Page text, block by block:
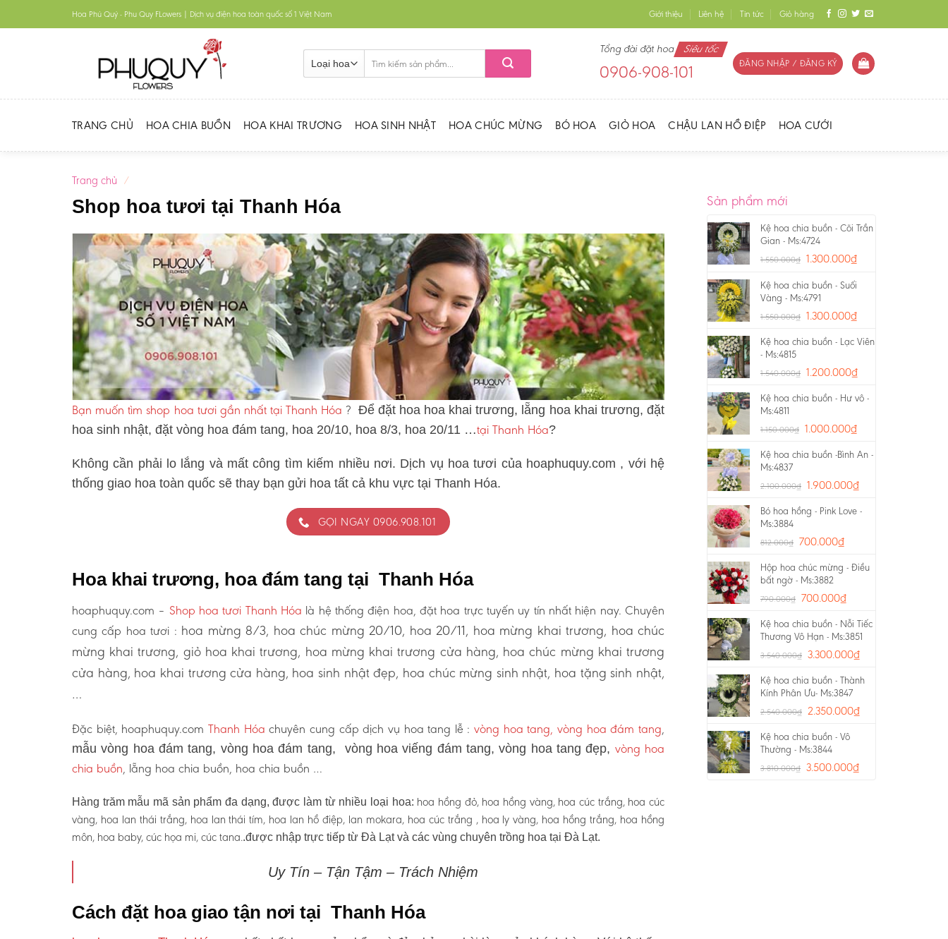
to
Hoa Phú Quý - Phu Quy FLowers | Dịch vụ điện hoa toàn quốc số 1 Việt Nam Giới thiệu Liên hệ Tin tức Giỏ hàng
kiếm:
Tổng đài đặt hoa Siêu tốc
0906-908-101 ĐĂNG NHẬP / ĐĂNG KÝ
TRANG CHỦ HOA CHIA BUỒN HOA KHAI TRƯƠNG HOA SINH NHẬT HOA CHÚC MỪNG BÓ HOA GIỎ HOA CHẬU LAN HỒ ĐIỆP HOA CƯỚI
Trang chủ /
Shop hoa tươi tại Thanh Hóa
Bạn muốn tìm shop hoa tươi gần nhất tại Thanh Hóa ? Để đặt hoa hoa khai trương, lẵng hoa khai trương, đặt
hoa sinh nhật, đặt vòng hoa đám tang, hoa 20/10, hoa 8/3, hoa 20/11 …tại Thanh Hóa?
Không cần phải lo lắng và mất công tìm kiếm nhiều nơi. Dịch vụ hoa tươi của hoaphuquy.com , với hệ
thống giao hoa toàn quốc sẽ thay bạn gửi hoa tất cả khu vực tại Thanh Hóa.
GỌI NGAY 0906.908.101
Hoa khai trương, hoa đám tang tại Thanh Hóa
hoaphuquy.com – Shop hoa tươi Thanh Hóa là hệ thống điện hoa, đặt hoa trực tuyến uy tín nhất hiện nay. Chuyên
cung cấp hoa tươi : hoa mừng 8/3, hoa chúc mừng 20/10, hoa 20/11, hoa mừng khai trương, hoa chúc
mừng khai trương, giỏ hoa khai trương, hoa mừng khai trương cửa hàng, hoa chúc mừng khai trương
cửa hàng, hoa khai trương cửa hàng, hoa sinh nhật đẹp, hoa chúc mừng sinh nhật, hoa tặng sinh nhật,
…
Đặc biệt, hoaphuquy.com Thanh Hóa chuyên cung cấp dịch vụ hoa tang lễ :vòng hoa tang, vòng hoa đám tang,
mẫu vòng hoa đám tang, vòng hoa đám tang, vòng hoa viếng đám tang, vòng hoa tang đẹp, vòng hoa
chia buồn, lẵng hoa chia buồn, hoa chia buồn …
Hàng trăm mẫu mã sản phẩm đa dạng, được làm từ nhiều loại hoa: hoa hồng đỏ, hoa hồng vàng, hoa cúc trắng, hoa cúc
vàng, hoa lan thái trắng, hoa lan thái tím, hoa lan hồ điệp, lan mokara, hoa cúc trắng , hoa ly vàng, hoa hồng trắng, hoa hồng
môn, hoa baby, cúc họa mi, cúc tana..được nhập trực tiếp từ Đà Lạt và các vùng chuyên trồng hoa tại Đà Lạt.
Uy Tín – Tận Tậm – Trách Nhiệm
Cách đặt hoa giao tận nơi tại Thanh Hóa
Sản phẩm mới
Kệ hoa chia buồn - Cõi Trần
Gian - Ms:4724
1.550.000₫ 1.300.000₫
Kệ hoa chia buồn - Suối
Vàng - Ms:4791
1.550.000₫ 1.300.000₫
Kệ hoa chia buồn - Lạc Viên
- Ms:4815
1.540.000₫ 1.200.000₫
Kệ hoa chia buồn - Hư vô -
Ms:4811
1.150.000₫ 1.000.000₫
Kệ hoa chia buồn -Bình An -
Ms:4837
2.100.000₫ 1.900.000₫
Bó hoa hồng - Pink Love -
Ms:3884
812.000₫ 700.000₫
Hộp hoa chúc mừng - Điều
bất ngờ - Ms:3882
790.000₫ 700.000₫
Kệ hoa chia buồn - Nỗi Tiếc
Thương Vô Hạn - Ms:3851
3.540.000₫ 3.300.000₫
Kệ hoa chia buồn - Thành
Kính Phân Ưu- Ms:3847
2.540.000₫ 2.350.000₫
Kệ hoa chia buồn - Vô
Thường - Ms:3844
3.810.000₫ 3.500.000₫